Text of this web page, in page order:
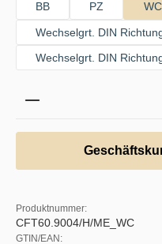
BB PZ WC
Wechselgrt. DIN
Wechselgrt. DIN
Produkt Anzahl: Gib
Produktnummer:
CFT60.9004/H/ME_WC
GTIN/EAN: